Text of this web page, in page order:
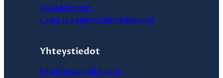
Asiakastarinat
Laatu ja vaatimustenmukaisuus
Yhteystiedot
info@measurlabs.com